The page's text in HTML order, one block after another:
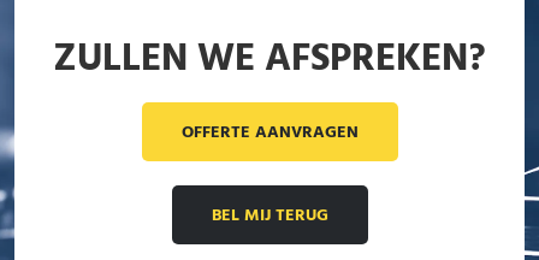
ZULLEN WE AFSPREKEN?
OFFERTE AANVRAGEN
BEL MIJ TERUG